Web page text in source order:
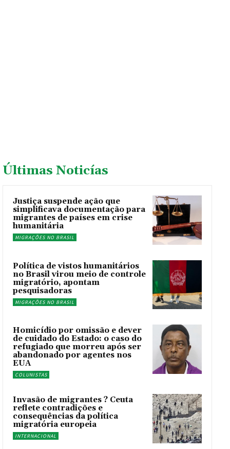
Últimas Noticías
Justiça suspende ação que
simplificava documentação para
migrantes de países em crise
humanitária
MIGRAÇÕES NO BRASIL
Política de vistos humanitários
no Brasil virou meio de controle
migratório, apontam
pesquisadoras
MIGRAÇÕES NO BRASIL
Homicídio por omissão e dever
de cuidado do Estado: o caso do
refugiado que morreu após ser
abandonado por agentes nos
EUA
COLUNISTAS
Invasão de migrantes ? Ceuta
reflete contradições e
consequências da política
migratória europeia
INTERNACIONAL